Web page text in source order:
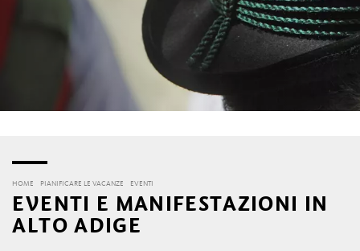
HOME PIANIFICARE LE VACANZE EVENTI
EVENTI E MANIFESTAZIONI IN
ALTO ADIGE